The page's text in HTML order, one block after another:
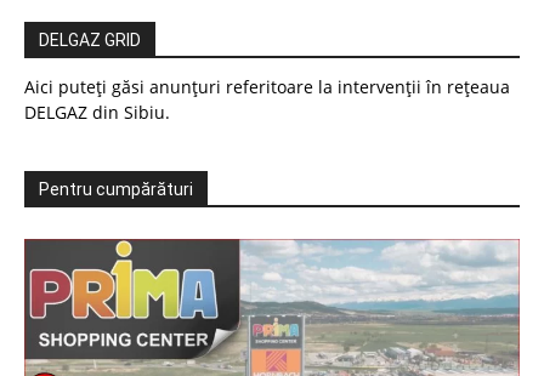
DELGAZ GRID
Aici puteți găsi anunțuri referitoare la intervenții în rețeaua
DELGAZ din Sibiu.
Pentru cumpărături